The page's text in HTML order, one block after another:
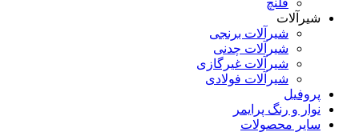
فلنچ
شیرآلات
شیرآلات برنجی
شیرآلات چدنی
شیرآلات غیرگازی
شیرآلات فولادی
پروفیل
نوار و رنگ پرایمر
سایر محصولات